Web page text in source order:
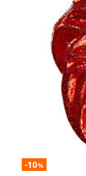
-10%